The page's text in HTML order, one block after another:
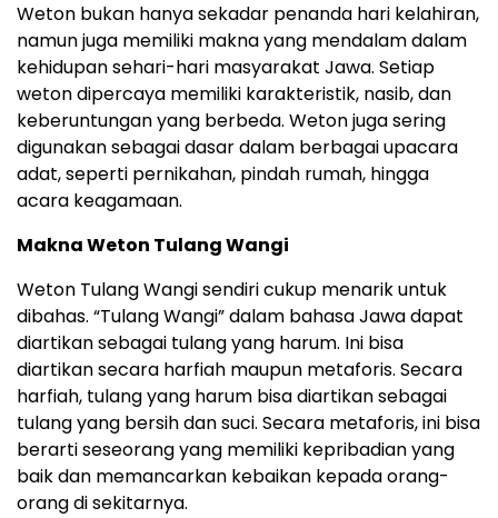
Weton bukan hanya sekadar penanda hari kelahiran,
namun juga memiliki makna yang mendalam dalam
kehidupan sehari-hari masyarakat Jawa. Setiap
weton dipercaya memiliki karakteristik, nasib, dan
keberuntungan yang berbeda. Weton juga sering
digunakan sebagai dasar dalam berbagai upacara
adat, seperti pernikahan, pindah rumah, hingga
acara keagamaan.
Makna Weton Tulang Wangi
Weton Tulang Wangi sendiri cukup menarik untuk
dibahas. “Tulang Wangi” dalam bahasa Jawa dapat
diartikan sebagai tulang yang harum. Ini bisa
diartikan secara harfiah maupun metaforis. Secara
harfiah, tulang yang harum bisa diartikan sebagai
tulang yang bersih dan suci. Secara metaforis, ini bisa
berarti seseorang yang memiliki kepribadian yang
baik dan memancarkan kebaikan kepada orang-
orang di sekitarnya.